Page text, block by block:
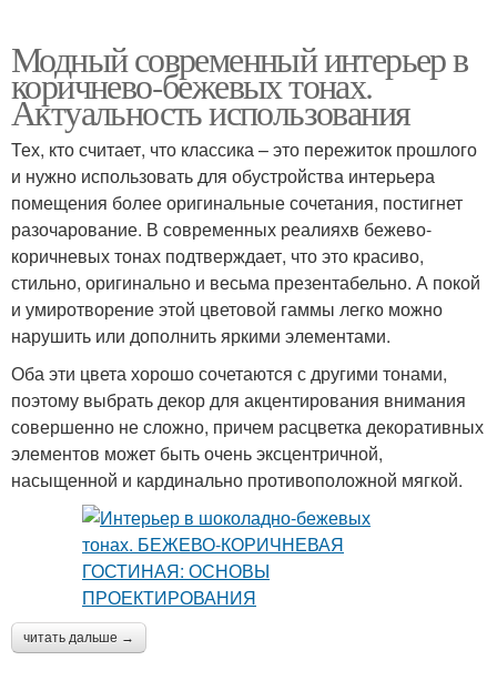
Модный современный интерьер в
коричнево-бежевых тонах.
Актуальность использования
Тех, кто считает, что классика – это пережиток прошлого
и нужно использовать для обустройства интерьера
помещения более оригинальные сочетания, постигнет
разочарование. В современных реалияхв бежево-
коричневых тонах подтверждает, что это красиво,
стильно, оригинально и весьма презентабельно. А покой
и умиротворение этой цветовой гаммы легко можно
нарушить или дополнить яркими элементами.
Оба эти цвета хорошо сочетаются с другими тонами,
поэтому выбрать декор для акцентирования внимания
совершенно не сложно, причем расцветка декоративных
элементов может быть очень эксцентричной,
насыщенной и кардинально противоположной мягкой.
читать дальше →